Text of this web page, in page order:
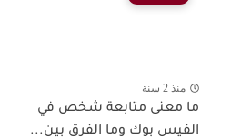
منذ 2 سنة
ما معنى متابعة شخص في
الفيس بوك وما الفرق بين...